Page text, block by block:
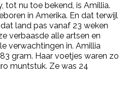
tot nu toe bekend, is Amillia.
in Amerika. En dat terwijl
land pas vanaf 23 weken
verbaasde alle artsen en
verwachtingen in. Amillia
gram. Haar voetjes waren zo
muntstuk. Ze was 24